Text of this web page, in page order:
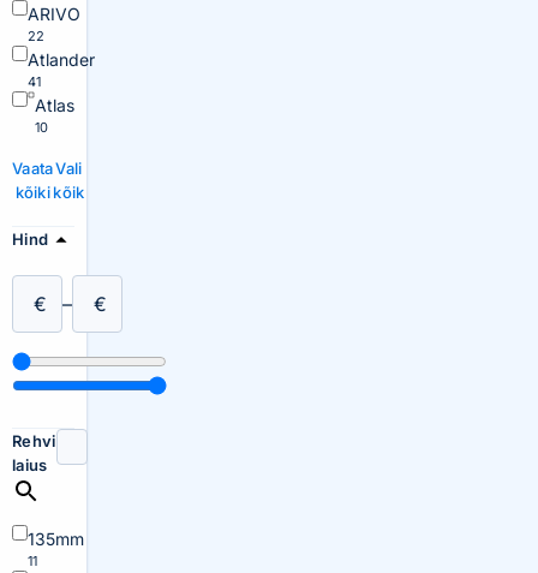
ARIVO
22
Atlander
41
Atlas
10
Vaata
kõiki
Vali
kõik
Hind
€ – €
Rehvi
laius
135mm
11